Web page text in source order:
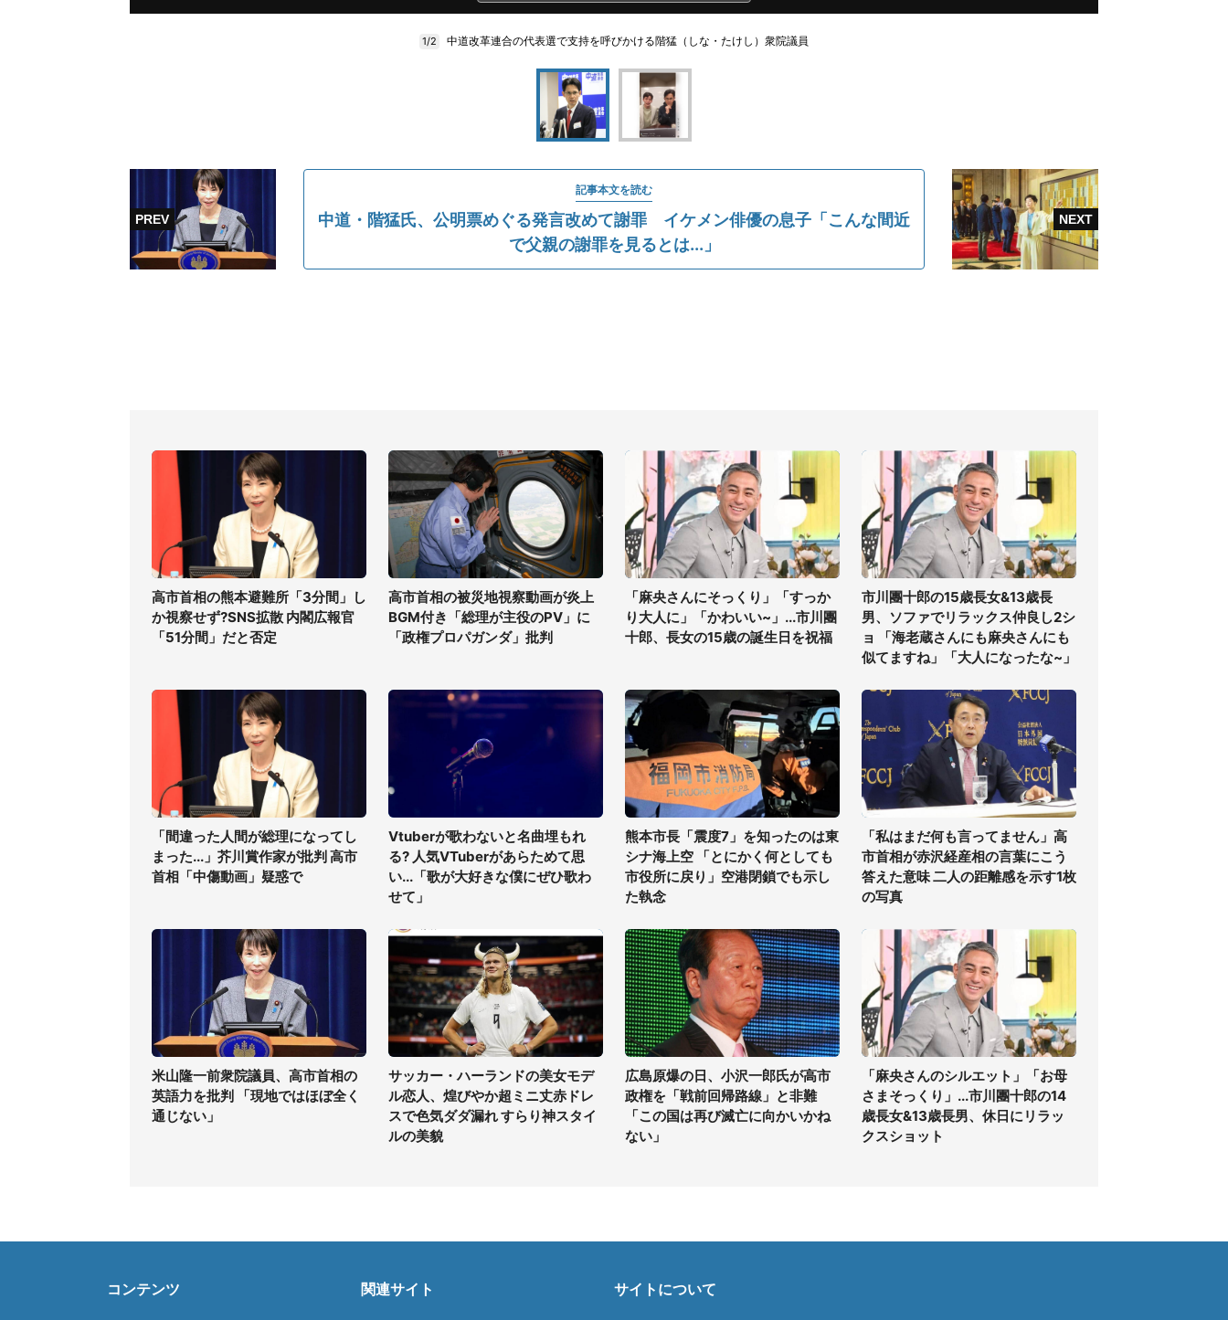
1/2 中道改革連合の代表選で支持を呼びかける階猛（しな・たけし）衆院議員
記事本文を読む
中道・階猛氏、公明票めぐる発言改めて謝罪 イケメン俳優の息子「こんな間近
で父親の謝罪を見るとは...」
高市首相の熊本避難所「3分間」し
か視察せず?SNS拡散 内閣広報官
「51分間」だと否定
高市首相の被災地視察動画が炎上
BGM付き「総理が主役のPV」に
「政権プロパガンダ」批判
「麻央さんにそっくり」「すっか
り大人に」「かわいい~」...市川團
十郎、長女の15歳の誕生日を祝福
市川團十郎の15歳長女&13歳長
男、ソファでリラックス仲良し2シ
ョ 「海老蔵さんにも麻央さんにも
似てますね」「大人になったな~」
「間違った人間が総理になってし
まった...」芥川賞作家が批判 高市
首相「中傷動画」疑惑で
Vtuberが歌わないと名曲埋もれ
る? 人気VTuberがあらためて思
い...「歌が大好きな僕にぜひ歌わ
せて」
熊本市長「震度7」を知ったのは東
シナ海上空 「とにかく何としても
市役所に戻り」空港閉鎖でも示し
た執念
「私はまだ何も言ってません」高
市首相が赤沢経産相の言葉にこう
答えた意味 二人の距離感を示す1枚
の写真
米山隆一前衆院議員、高市首相の
英語力を批判 「現地ではほぼ全く
通じない」
サッカー・ハーランドの美女モデ
ル恋人、煌びやか超ミニ丈赤ドレ
スで色気ダダ漏れ すらり神スタイ
ルの美貌
広島原爆の日、小沢一郎氏が高市
政権を「戦前回帰路線」と非難
「この国は再び滅亡に向かいかね
ない」
「麻央さんのシルエット」「お母
さまそっくり」...市川團十郎の14
歳長女&13歳長男、休日にリラッ
クスショット
コンテンツ 関連サイト サイトについて